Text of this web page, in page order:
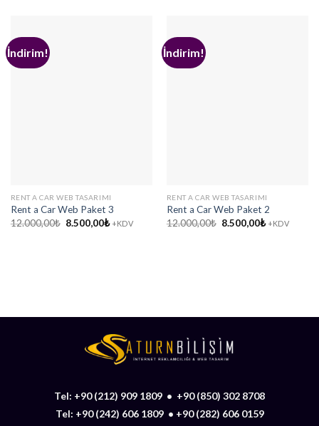
İndirim!
RENT A CAR WEB TASARIMI
Rent a Car Web Paket 3
12.000,00₺ Orijinal
8.500,00₺Şu
+KDV
İndirim!
RENT A CAR WEB TASARIMI
Rent a Car Web Paket 2
12.000,00₺ Orijinal
8.500,00₺Şu
+KDV
Tel: +90 (212) 909 1809 • +90 (850) 302 8708
Tel: +90 (242) 606 1809• +90 (282) 606 0159